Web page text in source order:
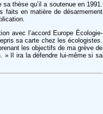
thèse qu’il a soutenue en 1991.
faits en matière de désarmement
avec l’accord Europe Écologie-
sa carte chez les écologistes.
les objectifs de ma grève de
» Il ira la défendre lui-même si sa